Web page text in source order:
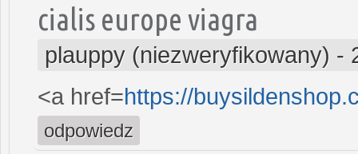
cialis europe viagra
plauppy (niezweryfikowany) -
<a href=https://
odpowiedz